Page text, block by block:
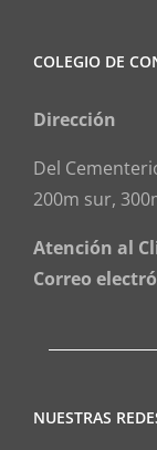
COLEGIO DE
Dirección
Del
200m sur,
Atención al
Correo
NUESTRAS